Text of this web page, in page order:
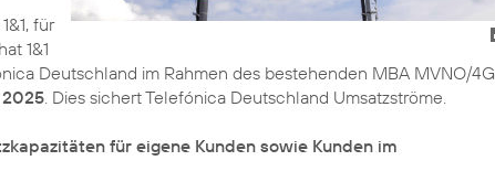
für
1&1
Deutschland im Rahmen des bestehenden MBA MVNO/4G
2025. Dies sichert Telefónica Deutschland Umsatzströme.
für eigene Kunden sowie Kunden im